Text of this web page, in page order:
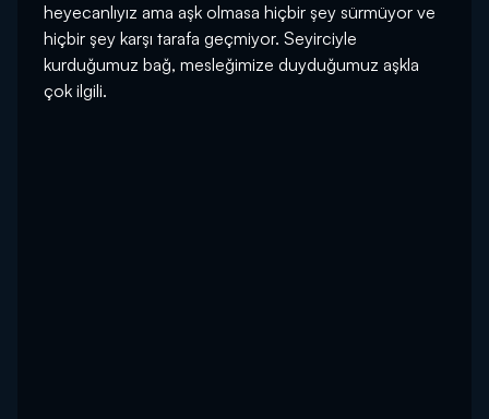
heyecanlıyız ama aşk olmasa hiçbir şey sürmüyor ve
hiçbir şey karşı tarafa geçmiyor. Seyirciyle
kurduğumuz bağ, mesleğimize duyduğumuz aşkla
çok ilgili.